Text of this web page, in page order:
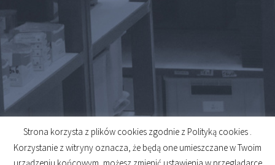
© 2026
Created byMidero
Strona korzysta z plików cookies zgodnie z Polityką cookies .
Korzystanie z witryny oznacza, że będą one umieszczane w Twoim